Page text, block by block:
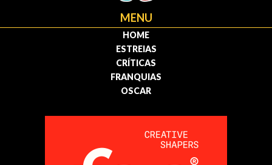
MENU
HOME
ESTREIAS
CRÍTICAS
FRANQUIAS
OSCAR